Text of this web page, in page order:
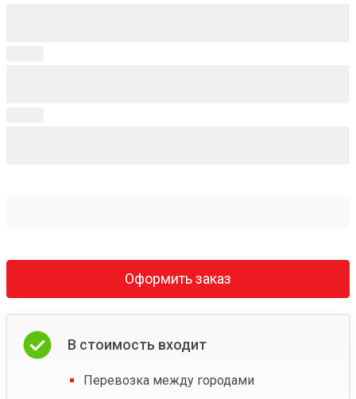
Оформить заказ
В стоимость входит
Перевозка между городами